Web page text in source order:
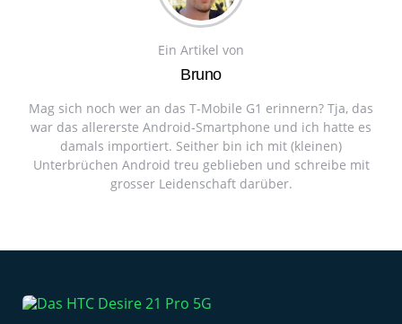
Ein Artikel von
Bruno
Mag sich noch wer an das T-Mobile G1 erinnern? Tja, das
war das allererste Android-Smartphone und ich hatte es
damals importiert. Seither bin ich mit (kleinen)
Unterbrüchen Android treu geblieben und schreibe mit
grosser Leidenschaft darüber.